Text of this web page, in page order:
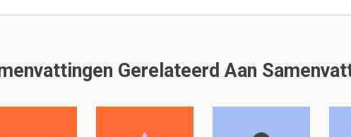
2.
bij de bland-altmanplot op de x-as en op de y-as gezet?
van beide methoden (van 1 meting)
Gerelateerd Aan